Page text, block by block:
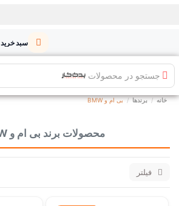
سبد خرید
جستجو در محصولات
خانه برندها بی ام و BMW
محصولات برند بی ام و BMW
فیلتر